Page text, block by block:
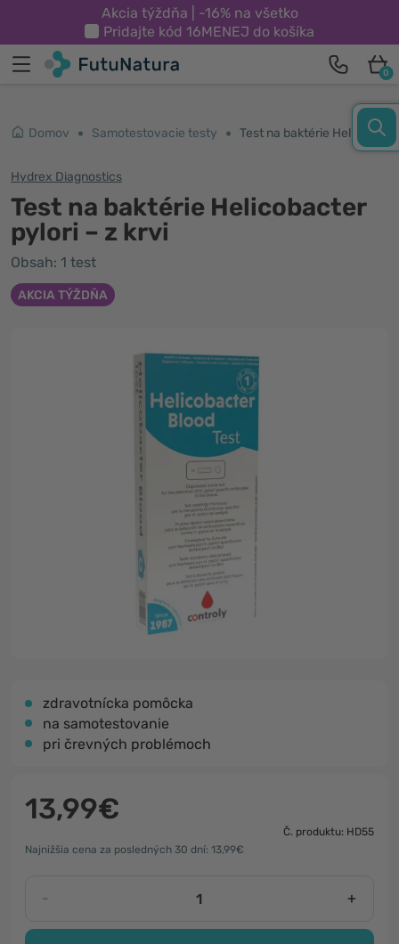
Akcia týždňa | -16% na všetko
Pridajte kód 16MENEJ do košíka
0
Domov Samotestovacie testy Test na baktérie Helicobacter pylori – z krvi
Hydrex Diagnostics
Test na baktérie Helicobacter
pylori – z krvi
Obsah: 1 test
AKCIA TÝŽDŇA
zdravotnícka pomôcka
na samotestovanie
pri črevných problémoch
13,99€
Č. produktu: HD55
Najnižšia cena za posledných 30 dní: 13,99€
- +